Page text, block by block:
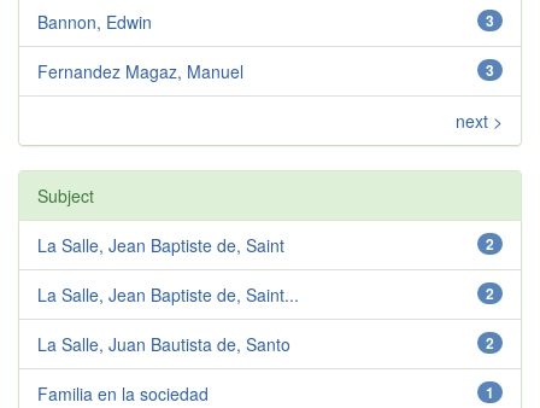
3
Bannon, Edwin
3
Fernandez Magaz, Manuel
next >
Subject
2
La Salle, Jean Baptiste de, Saint
2
La Salle, Jean Baptiste de, Saint...
2
La Salle, Juan Bautista de, Santo
1
Familia en la sociedad